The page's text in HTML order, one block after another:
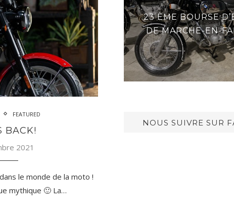
FEATURED
BACK!
2021
le monde de la moto !
mythique 🙂 La…
23 ÈME BOURSE D’ÉCHANGE
DE MARCHE-EN-FAMENNE...
NOUS SUIVRE SUR